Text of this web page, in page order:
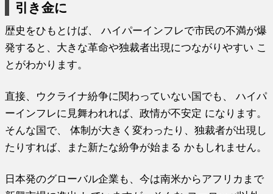
引き金に
歴史をひもとけば、 ハイパーインフレで市民の不満が爆
発すると、大きな革命や独裁者出現につながりやすい こ
とがわかります。
直接、ウクライナ紛争に関わっていない国でも、 ハイパ
ーインフレに見舞われれば、政情が不安定 になります。
そんな国で、 体制が大きく変わったり、独裁者が出現し
たりすれば、また新たな紛争が始まる かもしれません。
日本発のグローバル企業も、今は南米からアフリカまで